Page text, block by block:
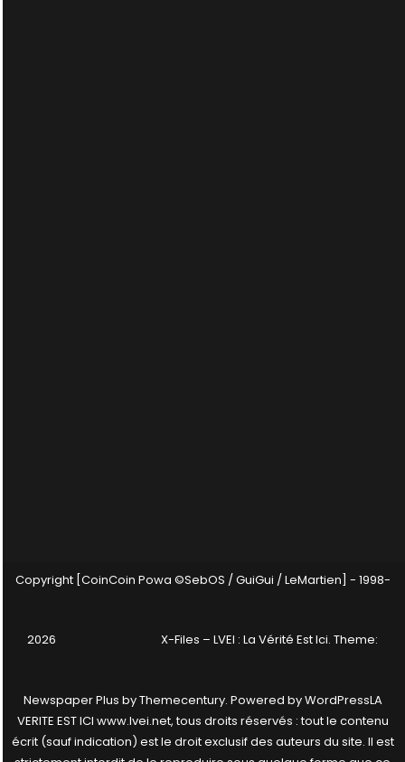
Copyright [CoinCoin Powa ©SebOS / GuiGui / LeMartien] - 1998-
2026 X-Files – LVEI : La Vérité Est Ici. Theme:
Newspaper Plus byThemecentury. Powered byWordPressLA
VERITE EST ICI www.lvei.net, tous droits réservés : tout le contenu
écrit (sauf indication) est le droit exclusif des auteurs du site. Il est